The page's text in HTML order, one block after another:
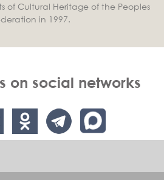
of Cultural Heritage of the Peoples
in 1997.
on social networks